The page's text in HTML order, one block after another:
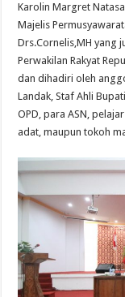
Karolin Margret
Majelis
Drs.Cornelis,MH yang
Perwakilan Rakyat
dan dihadiri oleh
Landak, Staf Ahli
OPD, para ASN,
adat, maupun tokoh